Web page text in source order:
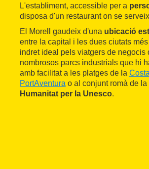
L'establiment, accessible per a
disposa d'un restaurant on se
El Morell gaudeix d'una ubicació
entre la capital i les dues ciutats
indret ideal pels viatgers de
nombrosos parcs industrials que hi
amb facilitat a les platges de la
PortAventura o al conjunt romà de
Humanitat per la Unesco.